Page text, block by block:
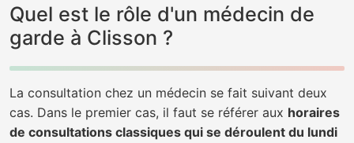
Quel est le rôle d'un médecin de
garde à Clisson ?
La consultation chez un médecin se fait suivant deux
cas. Dans le premier cas, il faut se référer aux horaires
de consultations classiques qui se déroulent du lundi